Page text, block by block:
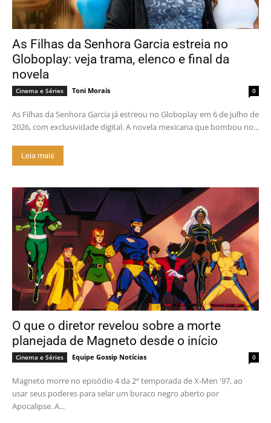
As Filhas da Senhora Garcia estreia no
Globoplay: veja trama, elenco e final da
novela
Cinema e Séries Toni Morais 0
As Filhas da Senhora Garcia já estreou no Globoplay em 6 de julho de
2026, com exclusividade digital. A novela mexicana que bombou no...
Leia mais
O que o diretor revelou sobre a morte
planejada de Magneto desde o início
Cinema e Séries Equipe Gossip Notícias 0
Magneto morre no episódio 4 da 2ª temporada de X-Men '97, ao
usar seus poderes para selar um buraco negro aberto por
Apocalipse. A...